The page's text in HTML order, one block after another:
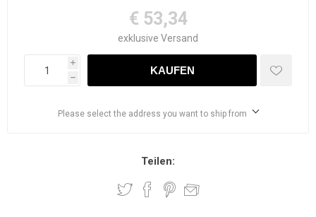
€ 53,34
exklusive Versand
i
h
Please select the address you want to ship from
Teilen: